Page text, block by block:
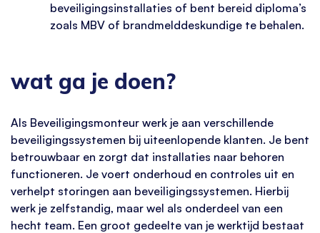
beveiligingsinstallaties of bent bereid diploma’s
zoals MBV of brandmelddeskundige te behalen.
wat ga je doen?
Als Beveiligingsmonteur werk je aan verschillende
beveiligingssystemen bij uiteenlopende klanten. Je bent
betrouwbaar en zorgt dat installaties naar behoren
functioneren. Je voert onderhoud en controles uit en
verhelpt storingen aan beveiligingssystemen. Hierbij
werk je zelfstandig, maar wel als onderdeel van een
hecht team. Een groot gedeelte van je werktijd bestaat